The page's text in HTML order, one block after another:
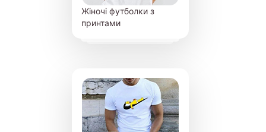
Жіночі футболки з
принтами